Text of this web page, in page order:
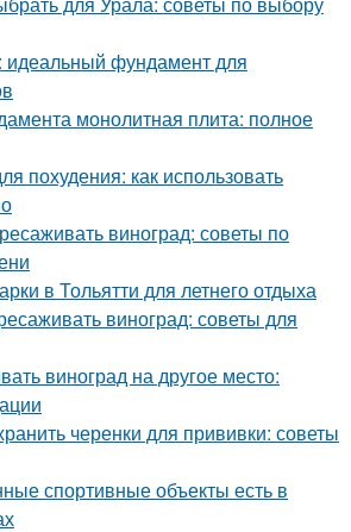
идеальный фундамент для
монолитная плита: полное
похудения: как использовать
виноград: советы по
в Тольятти для летнего отдыха
виноград: советы для
виноград на другое место:
черенки для прививки: советы
спортивные объекты есть в